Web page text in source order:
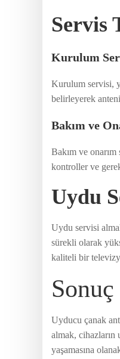
Servis
Kurulum
Kurulum servisi,
belirleyerek
Bakım ve
Bakım ve
kontroller ve
Uydu
Uydu servisi
sürekli olarak
kaliteli bir
Sonuç
Uyducu çanak
almak, cihazların
yaşamasına